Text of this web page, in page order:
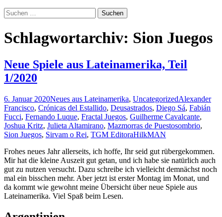
Suchen
nach:
Schlagwortarchiv: Sion Juegos
Neue Spiele aus Lateinamerika, Teil
1/2020
6. Januar 2020Neues aus Lateinamerika, UncategorizedAlexander
Francisco, Crónicas del Estallido, Deusastrados, Diego Sá, Fabián
Fucci, Fernando Luque, Fractal Juegos, Guilherme Cavalcante,
Joshua Kritz, Julieta Altamirano, Mazmorras de Puestosombrio,
Sion Juegos, Sirvam o Rei, TGM EditoraHilkMAN
Frohes neues Jahr allerseits, ich hoffe, Ihr seid gut rübergekommen.
Mir hat die kleine Auszeit gut getan, und ich habe sie natürlich auch
gut zu nutzen versucht. Dazu schreibe ich vielleicht demnächst noch
mal ein bisschen mehr. Aber jetzt ist erster Montag im Monat, und
da kommt wie gewohnt meine Übersicht über neue Spiele aus
Lateinamerika. Viel Spaß beim Lesen.